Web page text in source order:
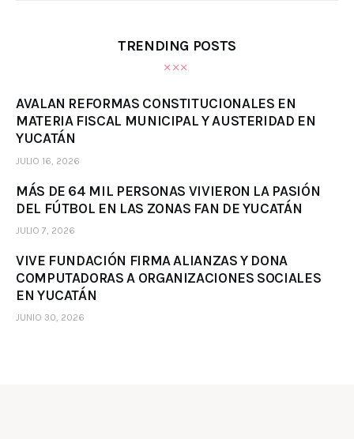
TRENDING POSTS
AVALAN REFORMAS CONSTITUCIONALES EN
MATERIA FISCAL MUNICIPAL Y AUSTERIDAD EN
YUCATÁN
JULIO 16, 2026
MÁS DE 64 MIL PERSONAS VIVIERON LA PASIÓN
DEL FÚTBOL EN LAS ZONAS FAN DE YUCATÁN
JULIO 7, 2026
VIVE FUNDACIÓN FIRMA ALIANZAS Y DONA
COMPUTADORAS A ORGANIZACIONES SOCIALES
EN YUCATÁN
JUNIO 30, 2026